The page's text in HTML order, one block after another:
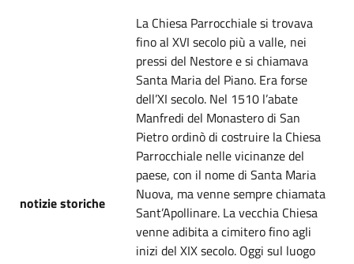
notizie storiche
La Chiesa Parrocchiale si trovava
fino al XVI secolo più a valle, nei
pressi del Nestore e si chiamava
Santa Maria del Piano. Era forse
dell’XI secolo. Nel 1510 l’abate
Manfredi del Monastero di San
Pietro ordinò di costruire la Chiesa
Parrocchiale nelle vicinanze del
paese, con il nome di Santa Maria
Nuova, ma venne sempre chiamata
Sant’Apollinare. La vecchia Chiesa
venne adibita a cimitero fino agli
inizi del XIX secolo. Oggi sul luogo